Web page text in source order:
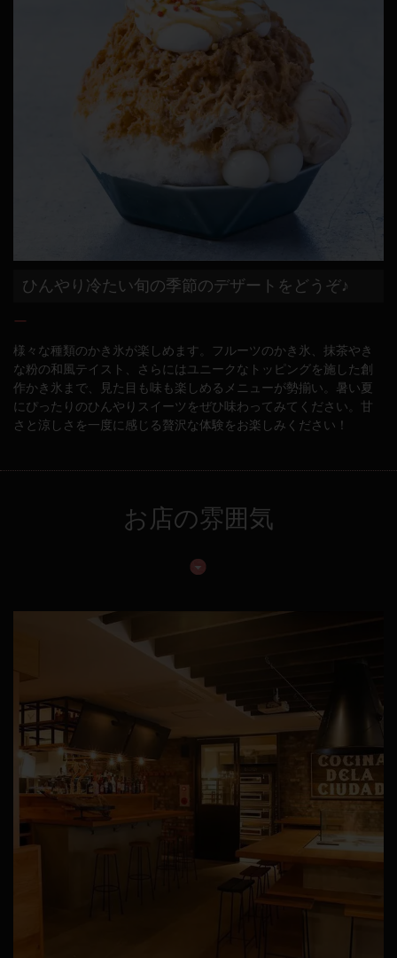
ひんやり冷たい旬の季節のデザートをどうぞ♪
ー
様々な種類のかき氷が楽しめます。フルーツのかき氷、抹茶やき
な粉の和風テイスト、さらにはユニークなトッピングを施した創
作かき氷まで、見た目も味も楽しめるメニューが勢揃い。暑い夏
にぴったりのひんやりスイーツをぜひ味わってみてください。甘
さと涼しさを一度に感じる贅沢な体験をお楽しみください！
お店の雰囲気